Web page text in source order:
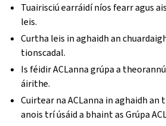
Tuairisciú earráidí níos fearr agus
leis.
Curtha leis in aghaidh an
tionscadal.
Is féidir ACLanna grúpa a
áirithe.
Cuirtear na ACLanna in aghaidh
anois trí úsáid a bhaint as Grúpa